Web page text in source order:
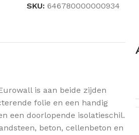
Knauf
032, 033, 035
SKU: 646780000000934
is aan beide zijden
folie en een handig
een doorlopende isolatieschil.
beton, cellenbeton en